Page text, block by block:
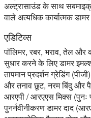
अल्ट्रासाउंड के साथ
वाले अत्यधिक कार्यात्मक
एडिटिव्स
पॉलिमर, रबर, भराव, तेल और
सुधार करने के लिए डामर
तापमान प्रदर्शन ग्रेडिंग
और तनाव छूट, नरम बिंदु और
आरएपी / आरएएस मिक्स (पुनः
पुनर्नवीनीकरण डामर दाद